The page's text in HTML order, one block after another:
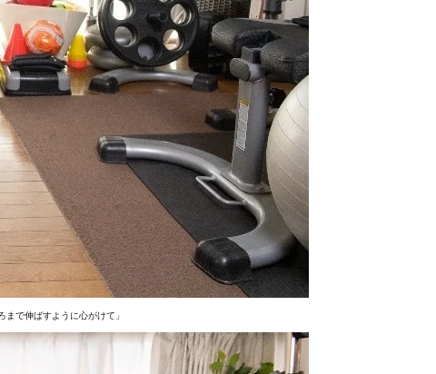
で伸ばすように心がけて」